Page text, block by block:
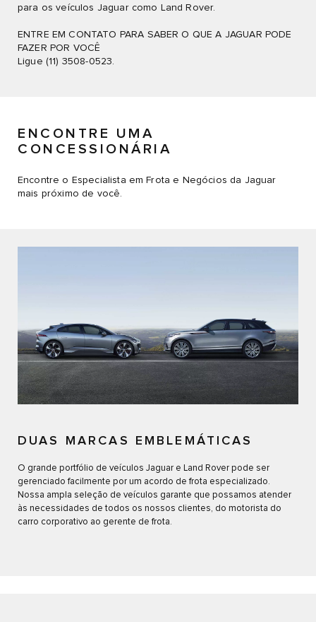
para os veículos Jaguar como Land Rover.
ENTRE EM CONTATO PARA SABER O QUE A JAGUAR PODE
FAZER POR VOCÊ
Ligue (11) 3508-0523.
ENCONTRE UMA
CONCESSIONÁRIA
Encontre o Especialista em Frota e Negócios da Jaguar
mais próximo de você.
DUAS MARCAS EMBLEMÁTICAS
O grande portfólio de veículos Jaguar e Land Rover pode ser
gerenciado facilmente por um acordo de frota especializado.
Nossa ampla seleção de veículos garante que possamos atender
às necessidades de todos os nossos clientes, do motorista do
carro corporativo ao gerente de frota.